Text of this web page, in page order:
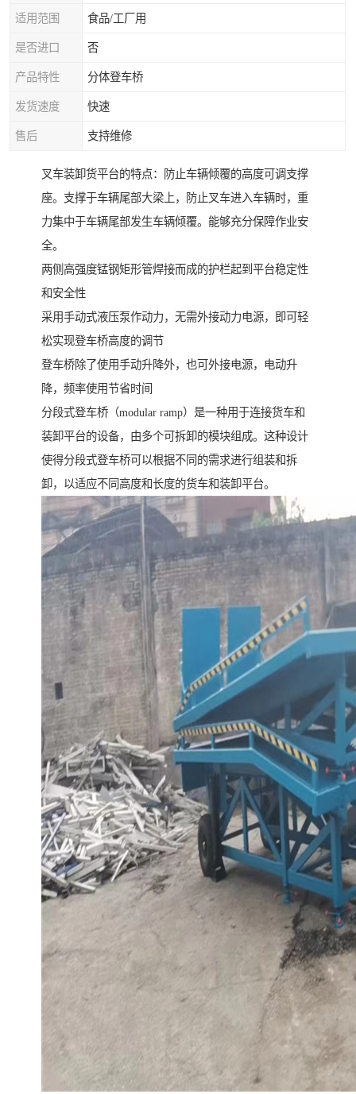
适用范围 食品/工厂用
是否进口 否
产品特性 分体登车桥
发货速度 快速
售后 支持维修
叉车装卸货平台的特点：防止车辆倾覆的高度可调支撑
座。支撑于车辆尾部大梁上，防止叉车进入车辆时，重
力集中于车辆尾部发生车辆倾覆。能够充分保障作业安
全。
两侧高强度锰钢矩形管焊接而成的护栏起到平台稳定性
和安全性
采用手动式液压泵作动力，无需外接动力电源，即可轻
松实现登车桥高度的调节
登车桥除了使用手动升降外，也可外接电源，电动升
降，频率使用节省时间
分段式登车桥（modular ramp）是一种用于连接货车和
装卸平台的设备，由多个可拆卸的模块组成。这种设计
使得分段式登车桥可以根据不同的需求进行组装和拆
卸，以适应不同高度和长度的货车和装卸平台。